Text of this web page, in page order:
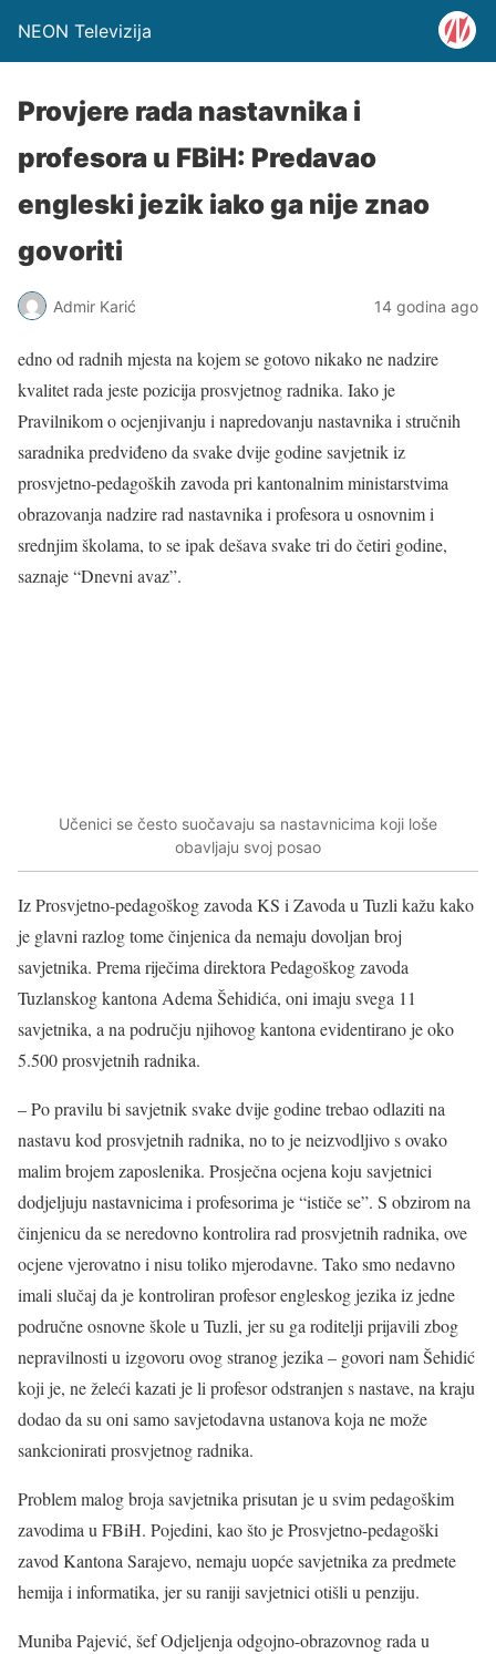
NEON Televizija
Provjere rada nastavnika i
profesora u FBiH: Predavao
engleski jezik iako ga nije znao
govoriti
Admir Karić 14 godina ago
edno od radnih mjesta na kojem se gotovo nikako ne nadzire
kvalitet rada jeste pozicija prosvjetnog radnika. Iako je
Pravilnikom o ocjenjivanju i napredovanju nastavnika i stručnih
saradnika predviđeno da svake dvije godine savjetnik iz
prosvjetno-pedagoških zavoda pri kantonalnim ministarstvima
obrazovanja nadzire rad nastavnika i profesora u osnovnim i
srednjim školama, to se ipak dešava svake tri do četiri godine,
saznaje “Dnevni avaz”.
Učenici se često suočavaju sa nastavnicima koji loše
obavljaju svoj posao
Iz Prosvjetno-pedagoškog zavoda KS i Zavoda u Tuzli kažu kako
je glavni razlog tome činjenica da nemaju dovoljan broj
savjetnika. Prema riječima direktora Pedagoškog zavoda
Tuzlanskog kantona Adema Šehidića, oni imaju svega 11
savjetnika, a na području njihovog kantona evidentirano je oko
5.500 prosvjetnih radnika.
– Po pravilu bi savjetnik svake dvije godine trebao odlaziti na
nastavu kod prosvjetnih radnika, no to je neizvodljivo s ovako
malim brojem zaposlenika. Prosječna ocjena koju savjetnici
dodjeljuju nastavnicima i profesorima je “ističe se”. S obzirom na
činjenicu da se neredovno kontrolira rad prosvjetnih radnika, ove
ocjene vjerovatno i nisu toliko mjerodavne. Tako smo nedavno
imali slučaj da je kontroliran profesor engleskog jezika iz jedne
područne osnovne škole u Tuzli, jer su ga roditelji prijavili zbog
nepravilnosti u izgovoru ovog stranog jezika – govori nam Šehidić
koji je, ne želeći kazati je li profesor odstranjen s nastave, na kraju
dodao da su oni samo savjetodavna ustanova koja ne može
sankcionirati prosvjetnog radnika.
Problem malog broja savjetnika prisutan je u svim pedagoškim
zavodima u FBiH. Pojedini, kao što je Prosvjetno-pedagoški
zavod Kantona Sarajevo, nemaju uopće savjetnika za predmete
hemija i informatika, jer su raniji savjetnici otišli u penziju.
Muniba Pajević, šef Odjeljenja odgojno-obrazovnog rada u